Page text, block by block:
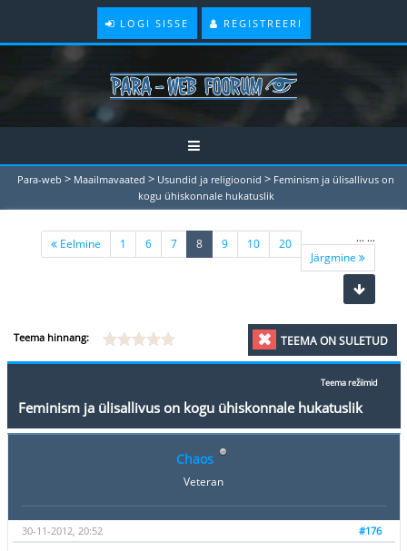
LOGI SISSE REGISTREERI
Para-web > Maailmavaated > Usundid ja religioonid > Feminism ja ülisallivus on
kogu ühiskonnale hukatuslik
Eelmine 1 ...
6 7 8(current)
9 10 ...
20
Järgmine
TEEMA ON SULETUD
Teema hinnang:
Teema režiimid
Feminism ja ülisallivus on kogu ühiskonnale hukatuslik
Chaos
Veteran
#176
30-11-2012, 20:52